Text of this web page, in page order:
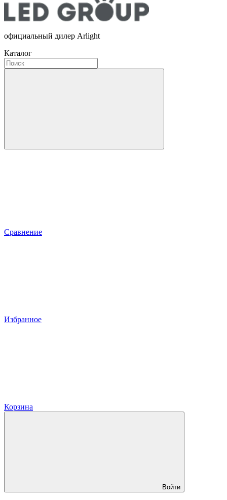
официальный дилер Arlight
Каталог
Сравнение
Избранное
Корзина
Войти